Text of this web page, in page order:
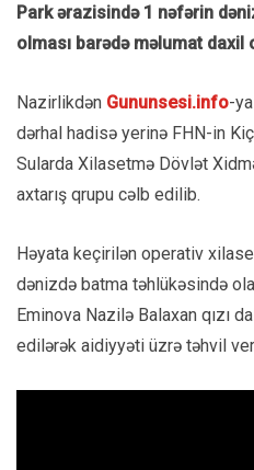
Parkərazisində 1 nəfərin
olması barədə məlumat daxil
Nazirlikdən Gununsesi.info-
dərhal hadisə yerinə FHN-in Ki
Sularda Xilasetmə Dövlət
axtarış qrupu cəlb edilib.
Həyata keçirilən operativ
dənizdə batma təhlükəsində
Eminova Nazilə Balaxan qızı
edilərək aidiyyəti üzrə təhvil